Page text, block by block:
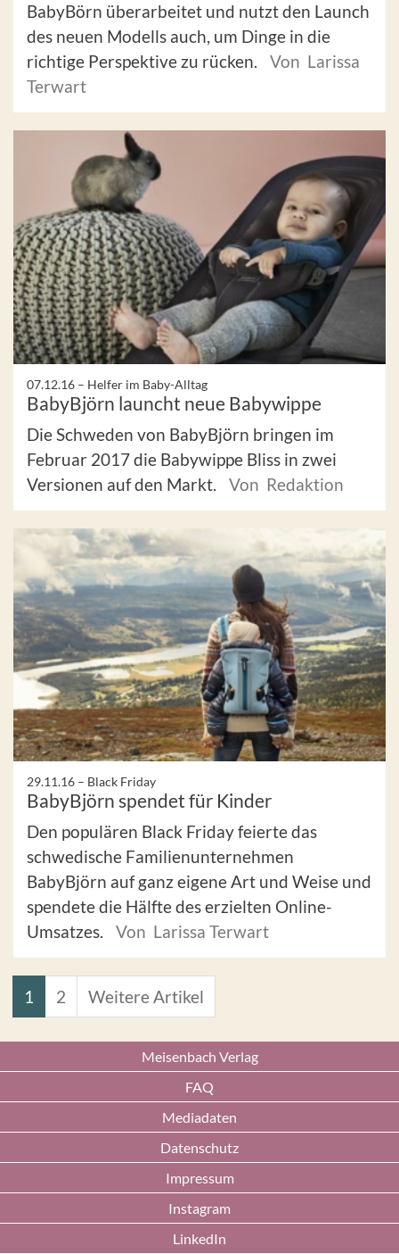
BabyBörn überarbeitet und nutzt den Launch
des neuen Modells auch, um Dinge in die
richtige Perspektive zu rücken.
Von Larissa
Terwart
07.12.16 – Helfer im Baby-Alltag
BabyBjörn launcht neue Babywippe
Die Schweden von BabyBjörn bringen im
Februar 2017 die Babywippe Bliss in zwei
Versionen auf den Markt.
Von Redaktion
29.11.16 – Black Friday
BabyBjörn spendet für Kinder
Den populären Black Friday feierte das
schwedische Familienunternehmen
BabyBjörn auf ganz eigene Art und Weise und
spendete die Hälfte des erzielten Online-
Umsatzes.
Von Larissa Terwart
1 2 Weitere Artikel
Meisenbach Verlag
FAQ
Mediadaten
Datenschutz
Impressum
Instagram
LinkedIn